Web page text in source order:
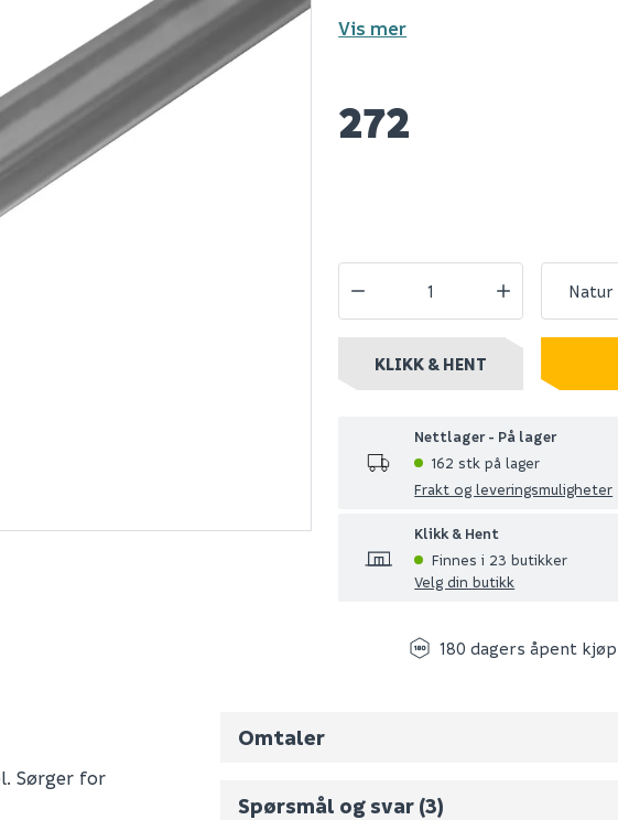
Berryalloc ww
sealant lys grå
fugemasse for
Berryalloc utvendig
hjørnelist natur 2,4m
Nettlager
1-10 stk
Klikk & Hent
Klikk
Vis mer
272
KLIKK & HENT
Nettlager - På lager
162 stk på lager
Frakt og leveringsmuligheter
Klikk & Hent
Finnes i 23 butikker
Velg din butikk
180 dagers åpent kjøp
Sørger for
Omtaler
Spørsmål og svar (3)